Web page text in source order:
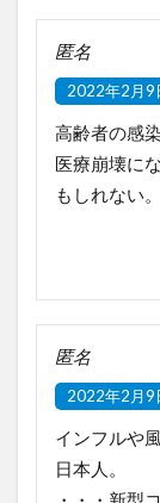
匿名
2022年2月9
高齢者の感
医療崩壊に
もしれない。
匿名
2022年2月9
インフルや
日本人。